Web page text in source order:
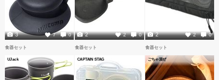
7 0
3 2 0
2 2 0
2
食器セット
UJack
食器セット
CAPTAIN STAG
食器セット
ごちゃ混ぜ